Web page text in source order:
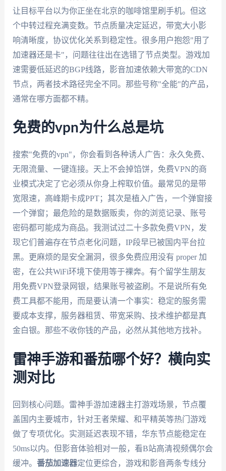
让目标平台以为你正坐在北京的咖啡馆里刷手机。但这
个中转过程充满变数。节点质量决定延迟，带宽大小影
响清晰度，协议优化关系到稳定性。很多用户抱怨"用了
加速器还是卡"，问题往往出在选错了节点类型。游戏加
速需要低延迟的BGP线路，影音加速依赖大带宽的CDN
节点，两者技术路径完全不同。那些号称"全能"的产品，
通常在哪方面都不精。
免费的vpn为什么总是坑
搜索"免费的vpn"，你会看到各种诱人广告：永久免费、
无限流量、一键连接。天上不会掉馅饼，免费VPN的商
业模式决定了它必须从你身上榨取价值。最常见的是带
宽限速，高峰期卡成PPT；其次是植入广告，一个弹窗接
一个弹窗；最危险的是数据贩卖，你的浏览记录、账号
密码都可能成为商品。我测试过二十多款免费VPN，发
现它们普遍存在节点老化问题，IP段早已被国内平台拉
黑。更麻烦的是安全漏洞，很多免费应用没有 proper 加
密，在公共WiFi环境下使用等于裸奔。有个留学生朋友
用免费VPN登录网银，结果账号被盗刷。不是说所有免
费工具都不能用，而是要认清一个事实：稳定的服务需
要成本支撑，服务器租赁、带宽采购、技术维护都是真
金白银。那些不收你钱的产品，必然从其他地方找补。
雷神手游和番茄哪个好？横向实
测对比
回到核心问题。雷神手游加速器主打游戏场景，节点覆
盖国内主要城市，针对王者荣耀、和平精英等热门游戏
做了专项优化。实测延迟表现不错，华东节点能稳定在
50ms以内。但影音体验相对一般，看B站高清视频偶尔会
缓冲。 番茄加速器定位更综合，游戏和影音两条专线分